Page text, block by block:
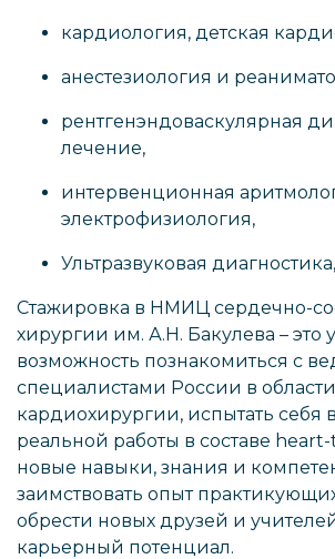
кардиология, детская
анестезиология и
рентгенэндоваскулярная
лечение,
интервенционная
электрофизиология,
Ультразвуковая
Стажировка в НМИЦ сердечно-
хирургии им. А.Н. Бакулева – это
возможность познакомиться с
специалистами России в области
кардиохирургии, испытать себя
реальной работы в составе
новые навыки, знания и
заимствовать опыт
обрести новых друзей и
карьерный потенциал.